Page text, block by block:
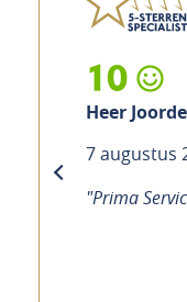
Heer Joordens
7 augustus 2026
"Prima Service!"